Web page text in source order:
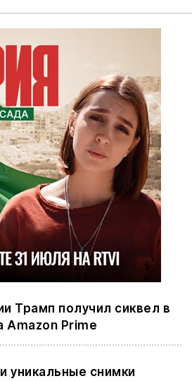
Трамп получил сиквел в
Amazon Prime
уникальные снимки